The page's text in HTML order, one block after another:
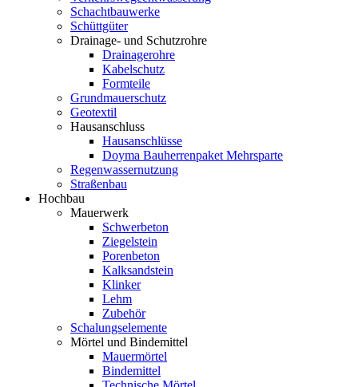
Schachtbauwerke
Schüttgüter
Drainage- und Schutzrohre
Drainagerohre
Kabelschutz
Formteile
Grundmauerschutz
Geotextil
Hausanschluss
Hausanschlüsse
Doyma Bauherrenpaket Mehrsparte
Regenwassernutzung
Straßenbau
Hochbau
Mauerwerk
Schwerbeton
Ziegelstein
Porenbeton
Kalksandstein
Klinker
Lehm
Zubehör
Schalungselemente
Mörtel und Bindemittel
Mauermörtel
Bindemittel